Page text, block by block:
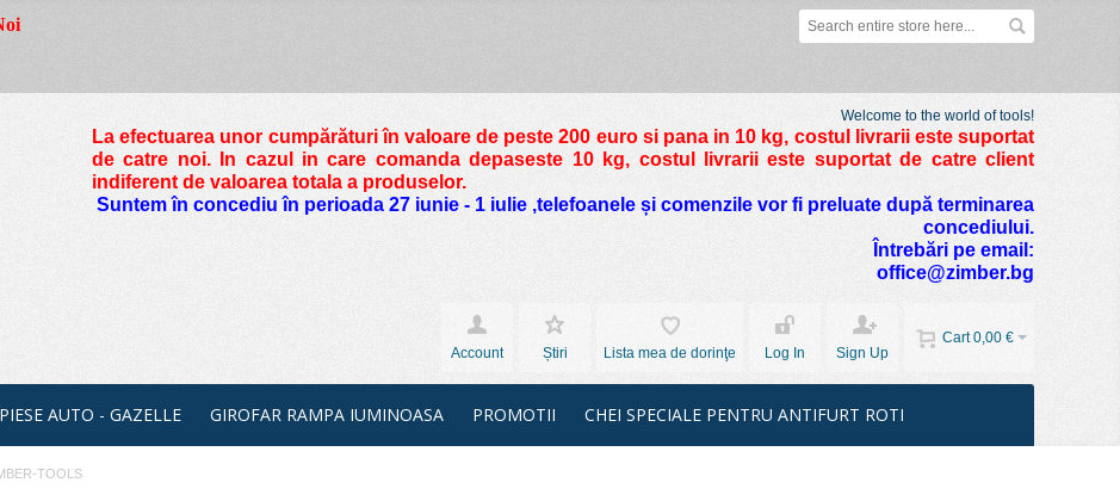
Welcome to the world of tools!
La efectuarea unor cumpărături în valoare de peste 200 euro si pana in 10 kg, costul livrarii este suportat
de catre noi. In cazul in care comanda depaseste 10 kg, costul livrarii este suportat de catre client
indiferent de valoarea totala a produselor.
Suntem în concediu în perioada 27 iunie - 1 iulie ,telefoanele și comenzile vor fi preluate după terminarea
concediului.
Întrebări pe email:
office@zimber.bg
Cart 0,00 €
Account
Știri Lista mea de dorinţe Log In Sign Up
PIESE AUTO - GAZELLE GIROFAR RAMPA IUMINOASA PROMOTII CHEI SPECIALE PENTRU ANTIFURT ROTI
TOOLS